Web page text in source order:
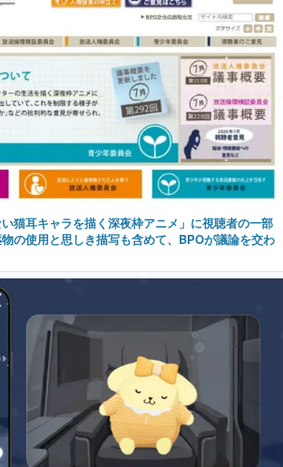
い猫耳キャラを描く深夜枠アニメ」に視聴者の一部
の使用と思しき描写も含めて、BPOが議論を交わ